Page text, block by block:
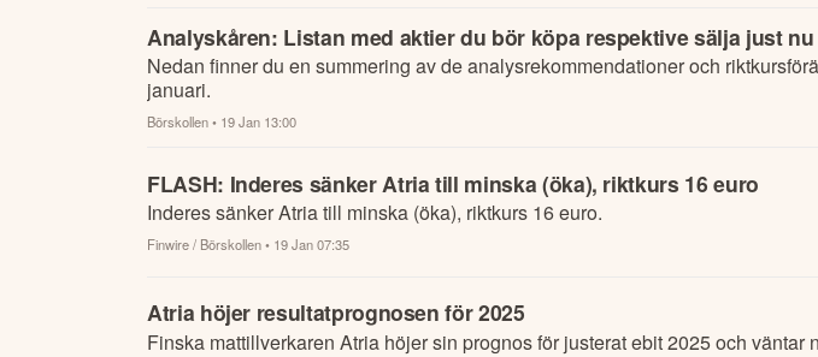
Analyskåren: Listan med aktier du bör köpa respektive sälja just nu
Nedan finner du en summering av de analysrekommendationer och
januari.
Börskollen• 19 Jan 13:00
FLASH: Inderes sänker Atria till minska (öka), riktkurs 16 euro
Inderes sänker Atria till minska (öka), riktkurs 16 euro.
Finwire / Börskollen• 19 Jan 07:35
Atria höjer resultatprognosen för 2025
Finska mattillverkaren Atria höjer sin prognos för justerat ebit 2025 och